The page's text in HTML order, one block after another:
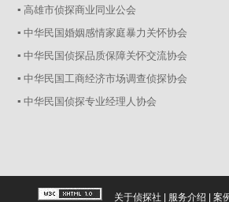
▪ 高雄市侦探商业同业公会
▪ 中华民国婚姻感情家庭暴力关怀协会
▪ 中华民国侦探品质保障关怀交流协会
▪ 中华民国工商经济市场调查侦探协会
▪ 中华民国侦探专业经理人协会
关于侦探社 | 服务介绍 | 案